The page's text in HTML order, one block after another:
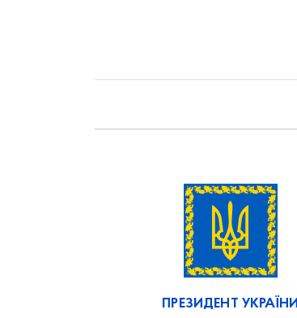
ПРЕЗИДЕНТ УКРАЇНИ